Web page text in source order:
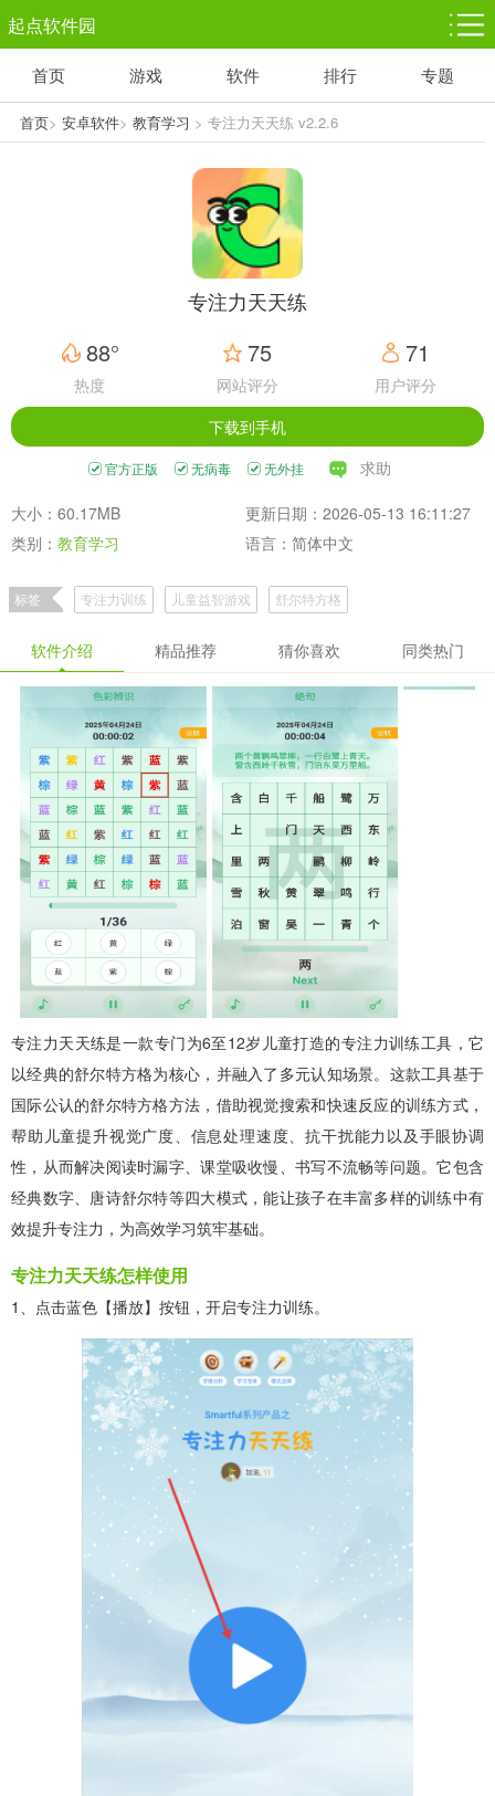
起点软件园
塔防游戏
1千+款游戏
休闲益智
1万+款游戏
体育竞技
5百+款游戏
赛车竞速
3百+款游戏
首页 游戏 软件 排行 专题
首页> 安卓软件> 教育学习 > 专注力天天练 v2.2.6
专注力天天练
88°
热度
75
网站评分
71
用户评分
下载到手机
官方正版 无病毒 无外挂 求助
大小：60.17MB
更新日期：2026-05-13 16:11:27
类别： 教育学习 语言：简体中文
标签 专注力训练 儿童益智游戏 舒尔特方格
软件介绍 精品推荐 猜你喜欢 同类热门
专注力天天练是一款专门为6至12岁儿童打造的专注力训练工具，它
以经典的舒尔特方格为核心，并融入了多元认知场景。这款工具基于
国际公认的舒尔特方格方法，借助视觉搜索和快速反应的训练方式，
帮助儿童提升视觉广度、信息处理速度、抗干扰能力以及手眼协调
性，从而解决阅读时漏字、课堂吸收慢、书写不流畅等问题。它包含
经典数字、唐诗舒尔特等四大模式，能让孩子在丰富多样的训练中有
效提升专注力，为高效学习筑牢基础。
专注力天天练怎样使用
1、点击蓝色【播放】按钮，开启专注力训练。